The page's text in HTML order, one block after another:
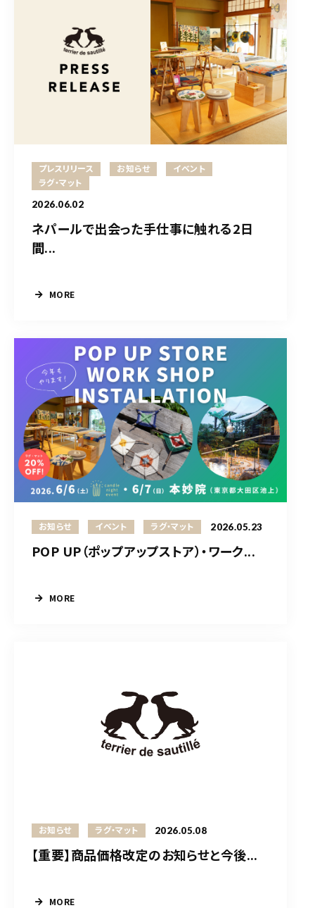
プレスリリース お知らせ
イベント
ラグ・マット
2026.06.02
ネパールで出会った手仕事に触れる2日
間...
MORE
お知らせ イベント ラグ・マット 2026.05.23
POP UP（ポップアップストア）・ワーク...
MORE
お知らせ ラグ・マット 2026.05.08
【重要】商品価格改定のお知らせと今後...
MORE